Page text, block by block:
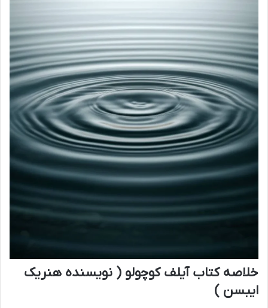
خلاصه کتاب آیلف کوچولو ( نویسنده هنریک
ایبسن )